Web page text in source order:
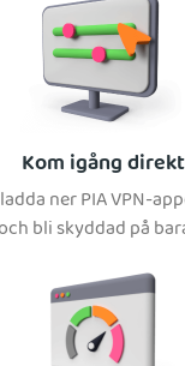
Kom igång direkt
ner PIA VPN-
bli skyddad på